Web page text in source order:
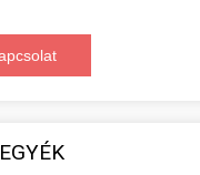
repair shop
SEO, social media
digital advertising.
elektromos
top models, features,